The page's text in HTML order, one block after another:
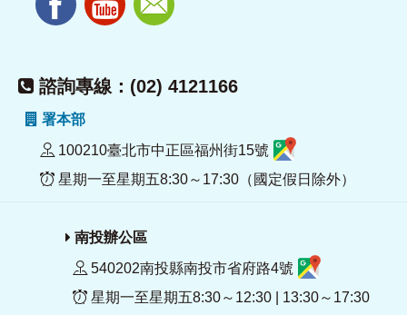
諮詢專線：(02) 4121166
署本部
100210臺北市中正區福州街15號
星期一至星期五8:30～17:30（國定假日除外）
南投辦公區
540202南投縣南投市省府路4號
星期一至星期五8:30～12:30 | 13:30～17:30